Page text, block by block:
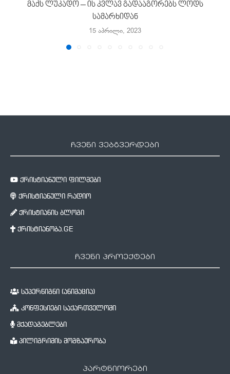
მაქს ლუკადო – ის კვლავ გადააგორებს ლოდს
სამარხიდან
15 აპრილი, 2023
ჩვენი ვებგვერდები
ქრისტიანული ფილმები
ქრისტიანული რადიო
ქრისტიანის ბლოგი
ქრისტიანობა.GE
ჩვენი პროექტები
სუპერწიგნი (ანიმაცია)
კონფესიები საქართველოში
მქადაგებლები
პილიგრიმის მოგზაურობა
პარტნიორები